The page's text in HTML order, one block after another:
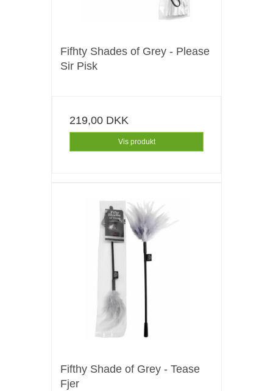
Fifhty Shades of Grey - Please
Sir Pisk
219,00 DKK
Vis produkt
Fifthy Shade of Grey - Tease
Fjer